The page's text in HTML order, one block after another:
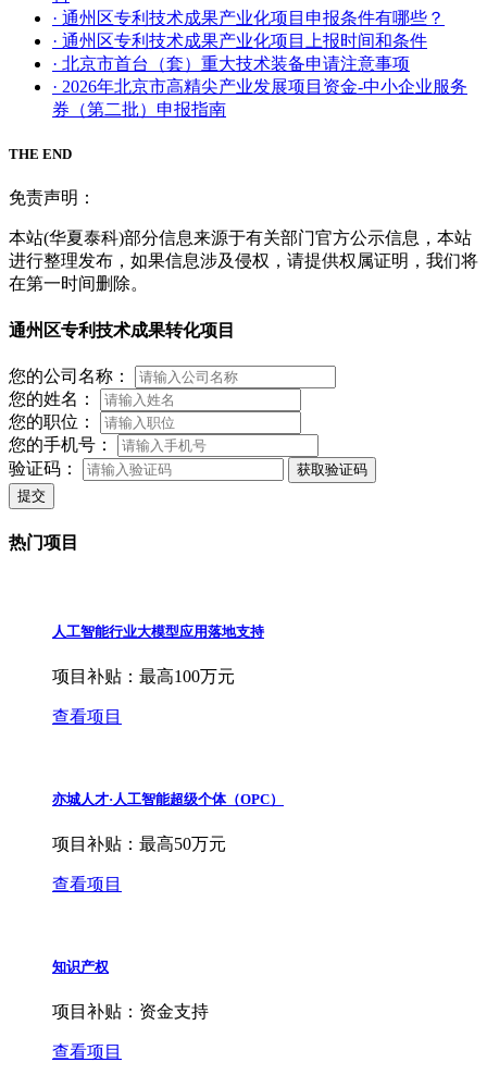
· 通州区专利技术成果产业化项目申报条件有哪些？
· 通州区专利技术成果产业化项目上报时间和条件
· 北京市首台（套）重大技术装备申请注意事项
· 2026年北京市高精尖产业发展项目资金-中小企业服务
券（第二批）申报指南
THE END
免责声明：
本站(华夏泰科)部分信息来源于有关部门官方公示信息，本站
进行整理发布，如果信息涉及侵权，请提供权属证明，我们将
在第一时间删除。
通州区专利技术成果转化项目
您的公司名称：
您的姓名：
您的职位：
您的手机号：
验证码：
获取验证码
提交
热门项目
人工智能行业大模型应用落地支持
项目补贴： 最高100万元
查看项目
亦城人才·人工智能超级个体（OPC）
项目补贴： 最高50万元
查看项目
知识产权
项目补贴： 资金支持
查看项目